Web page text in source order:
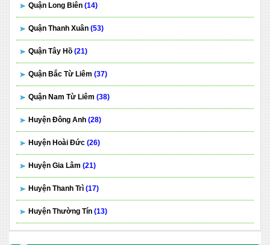
Quận Long Biên (14)
Quận Thanh Xuân (53)
Quận Tây Hồ (21)
Quận Bắc Từ Liêm (37)
Quận Nam Từ Liêm (38)
Huyện Đông Anh (28)
Huyện Hoài Đức (26)
Huyện Gia Lâm (21)
Huyện Thanh Trì (17)
Huyện Thường Tín (13)